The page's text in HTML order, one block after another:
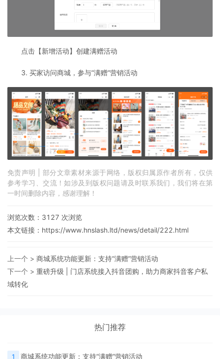
点击【新增活动】创建满赠活动
3. 买家访问商城，参与“满赠“营销活动
免责声明 | 部分文章素材来源于网络，版权归属原作者所有，仅供
参考学习、交流！如涉及到版权问题请及时联系我们，我们将在第
一时间删除内容，感谢理解！
浏览次数： 3127 次浏览
本文链接： https://www.hnslash.ltd/news/detail/222.html
上一个 > 商城系统功能更新：支持“满赠”营销活动
下一个 > 重磅升级 | 门店系统接入抖音团购，助力商家抖音客户私
域转化
热门推荐
1 商城系统功能更新：支持“满赠”营销活动